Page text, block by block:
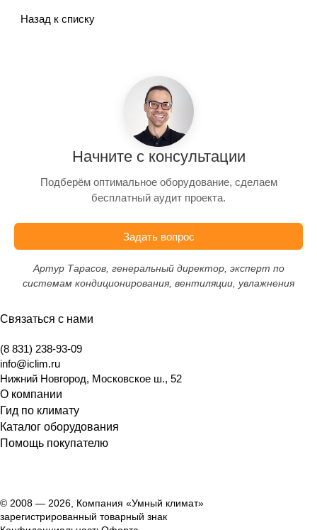
Назад к списку
Начните с консультации
Подберём оптимальное оборудование, сделаем
бесплатный аудит проекта.
Задать вопрос
Артур Тарасов, генеральный директор, эксперт по
системам кондиционирования, вентиляции, увлажнения
Связаться с нами
(8 831) 238-93-09
info@iclim.ru
Нижний Новгород, Московское ш., 52
О компании
Гид по климату
Каталог оборудования
Помощь покупателю
© 2008 — 2026, Компания «Умный климат»
зарегистрированный товарный знак